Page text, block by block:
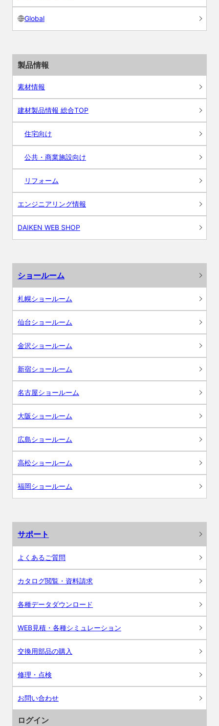
Global
製品情報
素材情報
建材製品情報 総合TOP
住宅向け
公共・商業施設向け
リフォーム
エンジニアリング情報
DAIKEN WEB SHOP
ショールーム
札幌ショールーム
仙台ショールーム
金沢ショールーム
新宿ショールーム
名古屋ショールーム
大阪ショールーム
広島ショールーム
高松ショールーム
福岡ショールーム
サポート
よくあるご質問
カタログ閲覧・資料請求
各種データダウンロード
WEB見積・各種シミュレーション
交換用部品の購入
修理・点検
お問い合わせ
ログイン